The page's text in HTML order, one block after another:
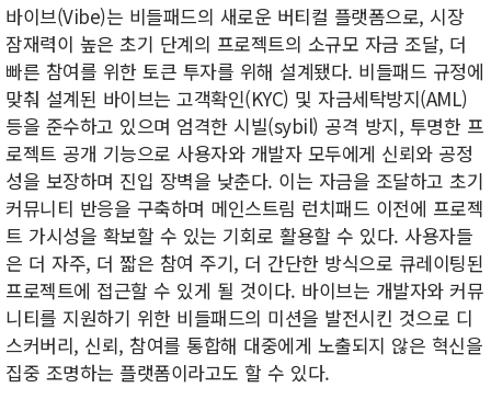
바이브(Vibe)는 비들패드의 새로운 버티컬 플랫폼으로, 시장
잠재력이 높은 초기 단계의 프로젝트의 소규모 자금 조달, 더
빠른 참여를 위한 토큰 투자를 위해 설계됐다. 비들패드 규정에
맞춰 설계된 바이브는 고객확인(KYC) 및 자금세탁방지(AML)
등을 준수하고 있으며 엄격한 시빌(sybil) 공격 방지, 투명한 프
로젝트 공개 기능으로 사용자와 개발자 모두에게 신뢰와 공정
성을 보장하며 진입 장벽을 낮춘다. 이는 자금을 조달하고 초기
커뮤니티 반응을 구축하며 메인스트림 런치패드 이전에 프로젝
트 가시성을 확보할 수 있는 기회로 활용할 수 있다. 사용자들
은 더 자주, 더 짧은 참여 주기, 더 간단한 방식으로 큐레이팅된
프로젝트에 접근할 수 있게 될 것이다. 바이브는 개발자와 커뮤
니티를 지원하기 위한 비들패드의 미션을 발전시킨 것으로 디
스커버리, 신뢰, 참여를 통합해 대중에게 노출되지 않은 혁신을
집중 조명하는 플랫폼이라고도 할 수 있다.